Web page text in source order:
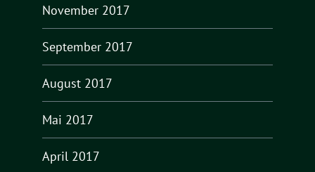
November 2017
September 2017
August 2017
Mai 2017
April 2017